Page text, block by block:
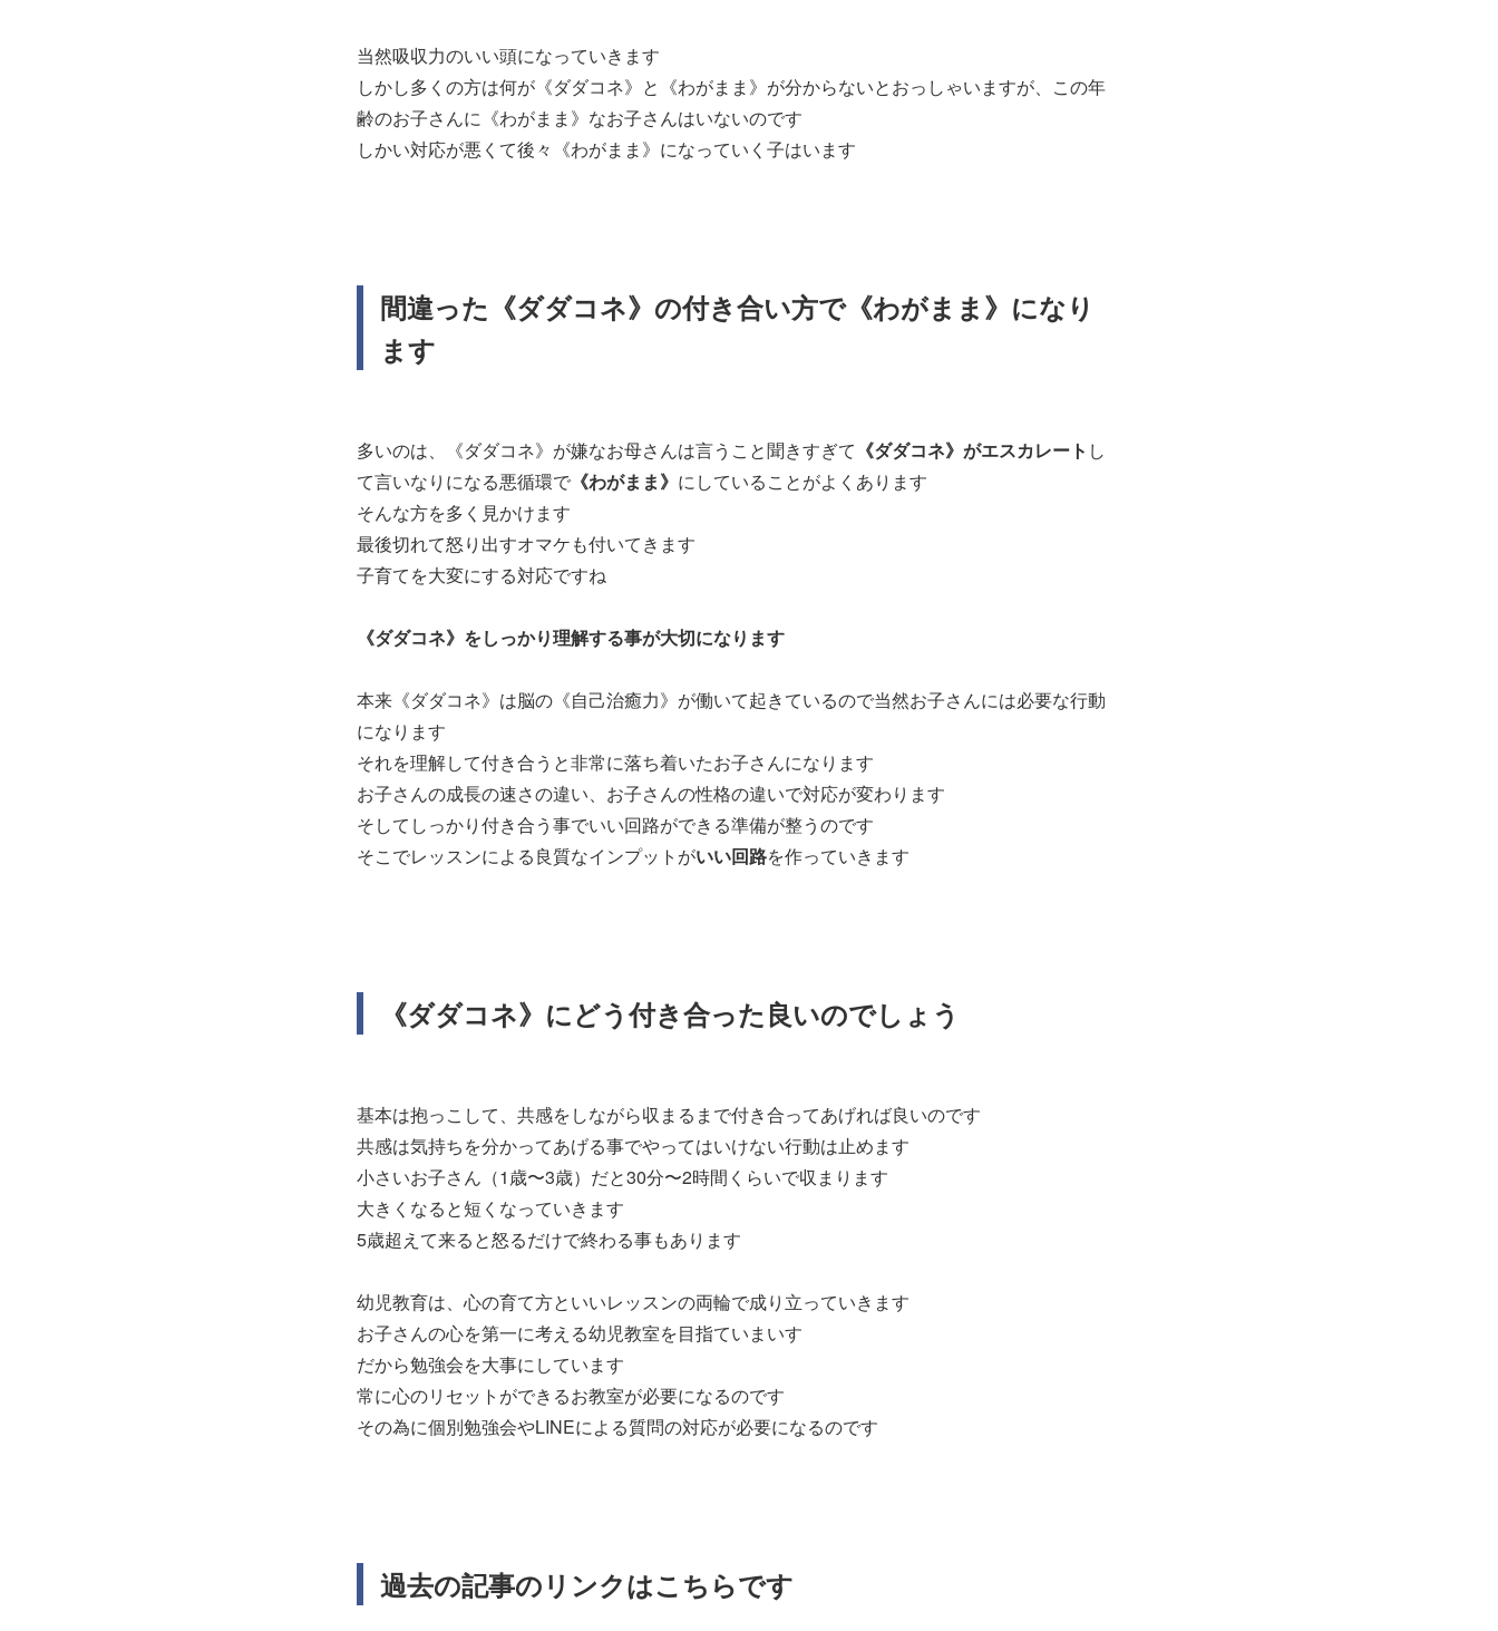
当然吸収力のいい頭になっていきます
しかし多くの方は何が《ダダコネ》と《わがまま》が分からないとおっしゃいますが、この年
齢のお子さんに《わがまま》なお子さんはいないのです
しかい対応が悪くて後々《わがまま》になっていく子はいます
間違った《ダダコネ》の付き合い方で《わがまま》になり
ます
多いのは、《ダダコネ》が嫌なお母さんは言うこと聞きすぎて 《ダダコネ》がエスカレート し
て言いなりになる悪循環で 《わがまま》 にしていることがよくあります
そんな方を多く見かけます
最後切れて怒り出すオマケも付いてきます
子育てを大変にする対応ですね
《ダダコネ》をしっかり理解する事が大切になります
本来《ダダコネ》は脳の《自己治癒力》が働いて起きているので当然お子さんには必要な行動
になります
それを理解して付き合うと非常に落ち着いたお子さんになります
お子さんの成長の速さの違い、お子さんの性格の違いで対応が変わります
そしてしっかり付き合う事でいい回路ができる準備が整うのです
そこでレッスンによる良質なインプットがいい回路を作っていきます
《ダダコネ》にどう付き合った良いのでしょう
基本は抱っこして、共感をしながら収まるまで付き合ってあげれば良いのです
共感は気持ちを分かってあげる事でやってはいけない行動は止めます
小さいお子さん（1歳〜3歳）だと30分〜2時間くらいで収まります
大きくなると短くなっていきます
5歳超えて来ると怒るだけで終わる事もあります
幼児教育は、心の育て方といいレッスンの両輪で成り立っていきます
お子さんの心を第一に考える幼児教室を目指ていまいす
だから勉強会を大事にしています
常に心のリセットができるお教室が必要になるのです
その為に個別勉強会やLINEによる質問の対応が必要になるのです
過去の記事のリンクはこちらです